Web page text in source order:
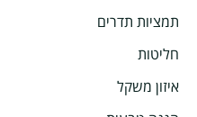
תמציות תדרים
חליטות
איזון משקל